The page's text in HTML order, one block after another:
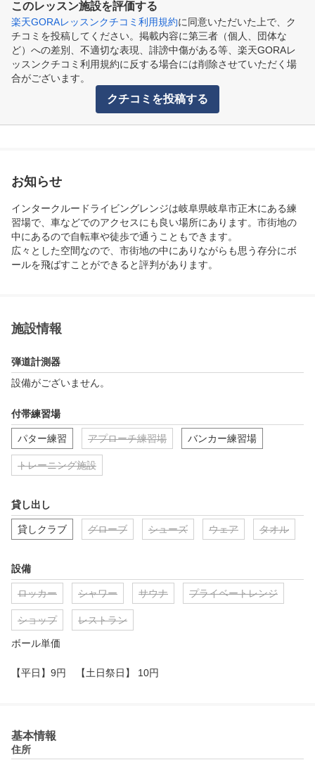
このレッスン施設を評価する
楽天GORAレッスンクチコミ利用規約に同意いただいた上で、ク
チコミを投稿してください。掲載内容に第三者（個人、団体な
ど）への差別、不適切な表現、誹謗中傷がある等、楽天GORAレ
ッスンクチコミ利用規約に反する場合には削除させていただく場
合がございます。
クチコミを投稿する
お知らせ
インタークルードライビングレンジは岐阜県岐阜市正木にある練
習場で、車などでのアクセスにも良い場所にあります。市街地の
中にあるので自転車や徒歩で通うこともできます。
広々とした空間なので、市街地の中にありながらも思う存分にボ
ールを飛ばすことができると評判があります。
施設情報
弾道計測器
設備がございません。
付帯練習場
パター練習 アプローチ練習場 バンカー練習場
トレーニング施設
貸し出し
貸しクラブ グローブ シューズ ウェア タオル
設備
ロッカー シャワー サウナ プライベートレンジ
ショップ レストラン
ボール単価
【平日】9円　【土日祭日】 10円
基本情報
住所